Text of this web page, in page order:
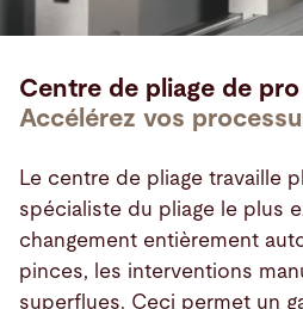
Centre de pliage de pro
Accélérez vos
Le centre de pliage travaille
spécialiste du pliage le plus
changement entièrement
pinces, les interventions
superflues. Ceci permet un